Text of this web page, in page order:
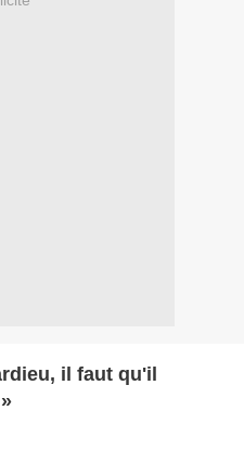
il faut qu'il